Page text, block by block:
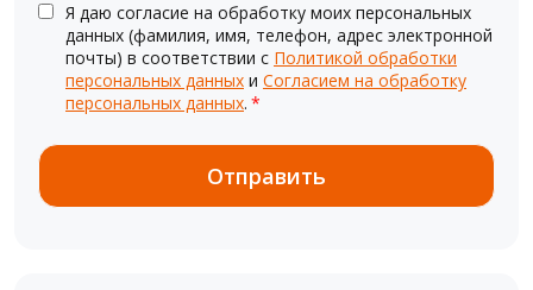
Я даю согласие на обработку моих персональных
данных (фамилия, имя, телефон, адрес электронной
почты) в соответствии с Политикой обработки
персональных данных и Согласием на обработку
персональных данных. *